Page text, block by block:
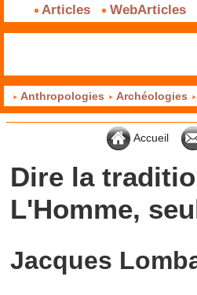
Articles WebArticles
Anthropologies Archéologies
Accueil
Dire la
L'Homme,
Jacques